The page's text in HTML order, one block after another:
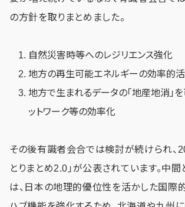
の方針を取りまとめました。
自然災害時等へのレジリエンス強化
地方の再生可能エネルギーの効率的
地方で生まれるデータの「地産地消」
ットワーク等の効率化
その後有識者会合では検討が続けられ、
とりまとめ2.0」が公表されています。中
は、日本の地理的優位性を活かした国際